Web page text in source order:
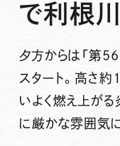
で利根川
夕方からは「第56
スタート。高さ
いよく燃え上が
に厳かな雰囲気